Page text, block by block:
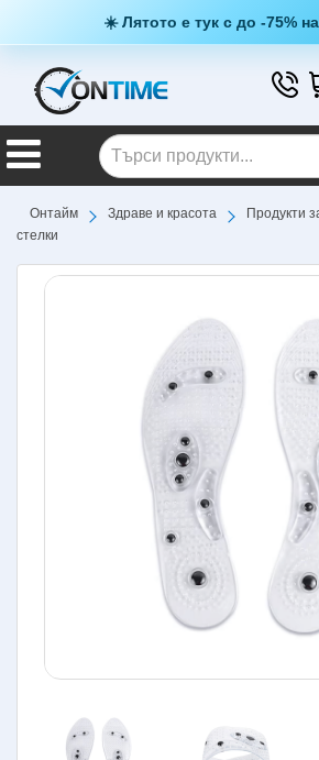
☀️ Лятото е тук с до -75%
Онтайм Здраве и красота Продукти
стелки